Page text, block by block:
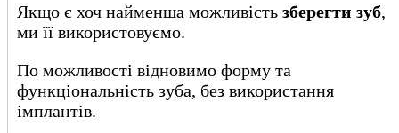
Якщо є хоч найменша можливість зберегти зуб,
ми її використовуємо.
По можливості відновимо форму та
функціональність зуба, без використання
імплантів.